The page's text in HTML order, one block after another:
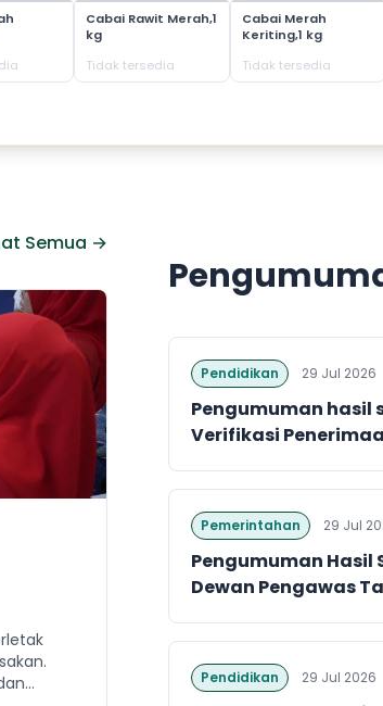
Cabai Rawit Merah,1
kg
Tidak tersedia
Cabai Merah
Keriting,1 kg
Tidak tersedia
Semua →
Pendidikan 29 Jul 2026
Pengumuman hasil
Verifikasi
Pemerintahan 29 Jul
Pengumuman Hasil
Dewan Pengawas
Pendidikan 29 Jul 2026